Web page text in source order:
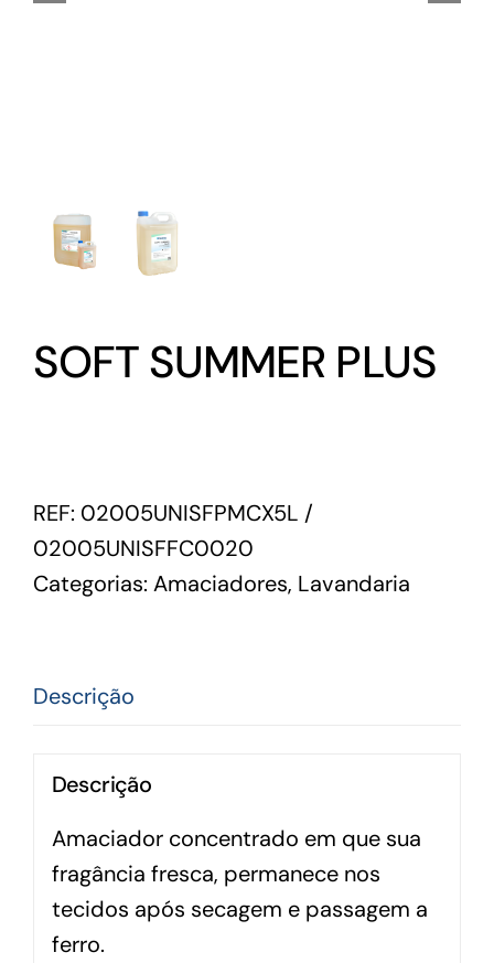
SOFT SUMMER PLUS
REF: 02005UNISFPMCX5L /
02005UNISFFC0020
Categorias: Amaciadores, Lavandaria
Descrição
Descrição
Amaciador concentrado em que sua
fragância fresca, permanece nos
tecidos após secagem e passagem a
ferro.